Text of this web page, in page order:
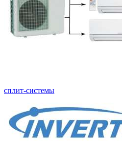
сплит-системы